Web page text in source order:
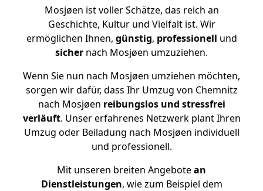
Mosjøen ist voller Schätze, das reich an
Geschichte, Kultur und Vielfalt ist. Wir
ermöglichen Ihnen, günstig, professionell und
sicher nach Mosjøen umzuziehen.
Wenn Sie nun nach Mosjøen umziehen möchten,
sorgen wir dafür, dass Ihr Umzug von Chemnitz
nach Mosjøen reibungslos und stressfrei
verläuft. Unser erfahrenes Netzwerk plant Ihren
Umzug oder Beiladung nach Mosjøen individuell
und professionell.
Mit unseren breiten Angebotean
Dienstleistungen, wie zum Beispiel dem